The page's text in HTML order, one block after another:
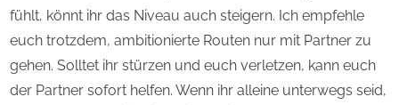
fühlt, könnt ihr das Niveau auch steigern. Ich empfehle
euch trotzdem, ambitionierte Routen nur mit Partner zu
gehen. Solltet ihr stürzen und euch verletzen, kann euch
der Partner sofort helfen. Wenn ihr alleine unterwegs seid,